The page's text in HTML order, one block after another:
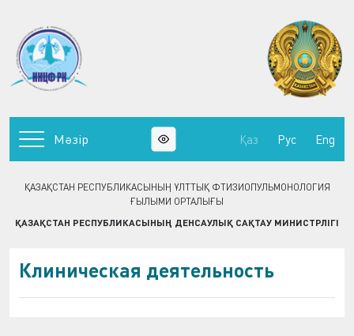
ҚАЗАҚСТАН РЕСПУБЛИКАСЫНЫҢ ҰЛТТЫҚ ФТИЗИОПУЛЬМОНОЛОГИЯ
ҒЫЛЫМИ ОРТАЛЫҒЫ
ҚАЗАҚСТАН РЕСПУБЛИКАСЫНЫҢ ДЕНСАУЛЫҚ САҚТАУ МИНИСТРЛІГІ
Мәзір Қаз Рус Eng
Клиническая деятельность